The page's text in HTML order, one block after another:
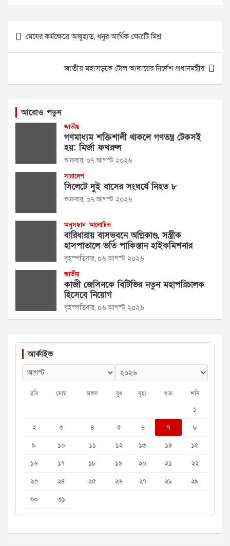
Post
navigation
মেষের কর্মক্ষেত্রে অজুহাত, ধনুর আর্থিক ক্ষেত্রটি মিশ্র
জাতীয় মহাসড়কে টোল আদায়ের নির্দেশ প্রধানমন্ত্রীর
আরোও পড়ুন
জাতীয়
গণমাধ্যম শক্তিশালী থাকলে গণতন্ত্র টেকসই
হয়: মির্জা ফখরুল
শুক্রবার, ০৭ আগস্ট ২০২৬
সারাদেশ
সিলেটে দুই বাসের সংঘর্ষে নিহত ৮
শুক্রবার, ০৭ আগস্ট ২০২৬
অনুসন্ধান আলোচিত
বারিধারায় বাসভবনে অগ্নিকাণ্ড, সস্ত্রীক
হাসপাতালে ভর্তি পাকিস্তান হাইকমিশনার
বৃহস্পতিবার, ০৬ আগস্ট ২০২৬
জাতীয়
কাজী জেসিনকে বিটিভির নতুন মহাপরিচালক
হিসেবে নিয়োগ
বৃহস্পতিবার, ০৬ আগস্ট ২০২৬
আর্কাইভ
রবি সোম মঙ্গল বুধ বৃহঃ শুক্র শনি
১
২
৩ ৪ ৫ ৬ ৭
৮
৯
১০ ১১ ১২ ১৩ ১৪
১৫
১৬
১৭ ১৮ ১৯ ২০ ২১
২২
২৩
২৪ ২৫ ২৬ ২৭ ২৮
২৯
৩০
৩১